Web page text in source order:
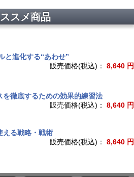
スメ商品
と進化する“あわせ”
販売価格(税込)：
8,640 円
を徹底するための効果的練習法
販売価格(税込)：
8,640 円
える戦略・戦術
販売価格(税込)：
8,640 円